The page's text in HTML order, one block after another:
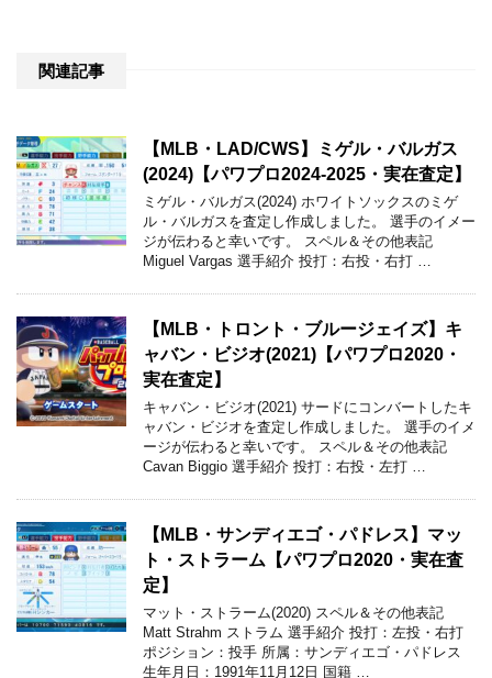
関連記事
【MLB・LAD/CWS】ミゲル・バルガス
(2024)【パワプロ2024-2025・実在査定】
ミゲル・バルガス(2024) ホワイトソックスのミゲ
ル・バルガスを査定し作成しました。 選手のイメー
ジが伝わると幸いです。 スペル＆その他表記
Miguel Vargas 選手紹介 投打：右投・右打 …
【MLB・トロント・ブルージェイズ】キ
ャバン・ビジオ(2021)【パワプロ2020・
実在査定】
キャバン・ビジオ(2021) サードにコンバートしたキ
ャバン・ビジオを査定し作成しました。 選手のイメ
ージが伝わると幸いです。 スペル＆その他表記
Cavan Biggio 選手紹介 投打：右投・左打 …
【MLB・サンディエゴ・パドレス】マッ
ト・ストラーム【パワプロ2020・実在査
定】
マット・ストラーム(2020) スペル＆その他表記
Matt Strahm ストラム 選手紹介 投打：左投・右打
ポジション：投手 所属：サンディエゴ・パドレス
生年月日：1991年11月12日 国籍 …